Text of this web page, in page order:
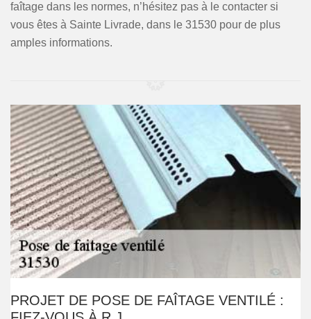
faîtage dans les normes, n’hésitez pas à le contacter si
vous êtes à Sainte Livrade, dans le 31530 pour de plus
amples informations.
PROJET DE POSE DE FAÎTAGE VENTILÉ :